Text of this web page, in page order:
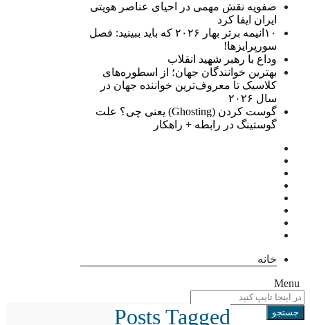
صفویه نقش مهمی در احیای عناصر هویتی
ایران ایفا کرد
۱۰انیمه برتر بهار ۲۰۲۶ که باید ببینید: فصل
سورپرایزها!
وداع با رهبر شهید انقلاب
بهترین خوانندگان جهان؛ از اسطوره‌های
کلاسیک تا معروف‌ترین خواننده جهان در
سال ۲۰۲۶
گوست کردن (Ghosting) یعنی چی؟ علت
گوستینگ در رابطه + راهکار
خانه
Menu
Posts Tagged